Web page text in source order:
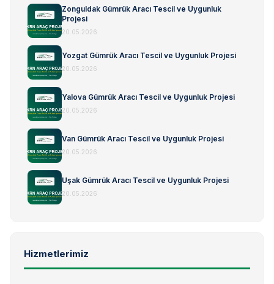
Zonguldak Gümrük Aracı Tescil ve Uygunluk
Projesi
20.05.2026
Yozgat Gümrük Aracı Tescil ve Uygunluk Projesi
20.05.2026
Yalova Gümrük Aracı Tescil ve Uygunluk Projesi
20.05.2026
Van Gümrük Aracı Tescil ve Uygunluk Projesi
20.05.2026
Uşak Gümrük Aracı Tescil ve Uygunluk Projesi
20.05.2026
Hizmetlerimiz